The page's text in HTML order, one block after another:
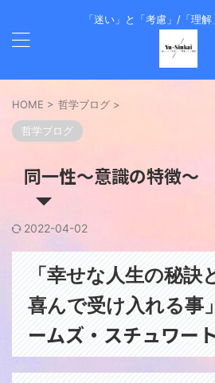
「迷い」と「考慮」/「理解
HOME > 哲学ブログ >
哲学ブログ
同一性～意識の特徴～
2022-04-02
「幸せな人生の秘訣
喜んで受け入れる事
ームズ・スチュワート